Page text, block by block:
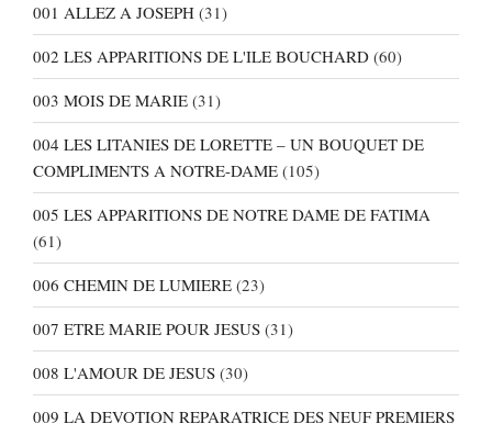
001 ALLEZ A JOSEPH (31)
002 LES APPARITIONS DE L'ILE BOUCHARD (60)
003 MOIS DE MARIE (31)
004 LES LITANIES DE LORETTE – UN BOUQUET DE
COMPLIMENTS A NOTRE-DAME (105)
005 LES APPARITIONS DE NOTRE DAME DE FATIMA
(61)
006 CHEMIN DE LUMIERE (23)
007 ETRE MARIE POUR JESUS (31)
008 L'AMOUR DE JESUS (30)
009 LA DEVOTION REPARATRICE DES NEUF PREMIERS